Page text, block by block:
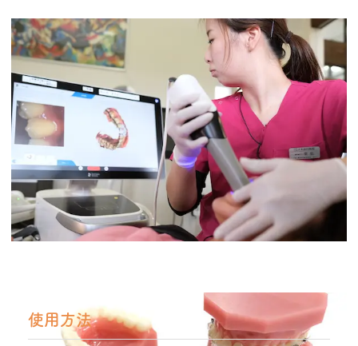
カスタムメイドの矯正装置
矯正治療で使用されるマウスピースは、歯科医
師や歯科技工士がお口の中を直接スキャンして
データ化するデジタルスキャナー「iTero」
と、設計ソフトウェアによって製作されます。
現在の歯列状態から、理想的な噛み合わせや歯
並びのシミュレーションを行い、その後上下の
歯列に合わせて多数の透明なマウスピースがで
きてきます。
使用方法